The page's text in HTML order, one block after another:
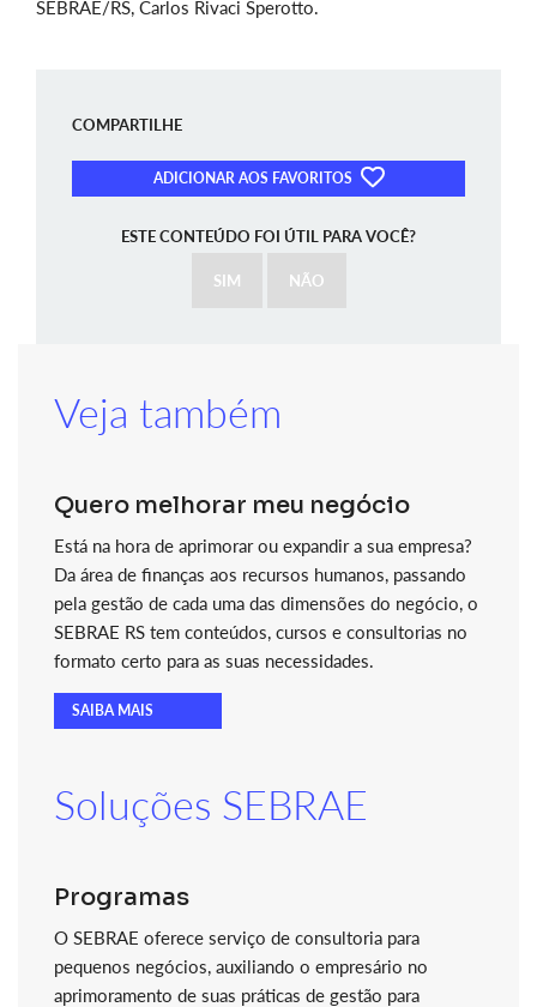
SEBRAE/RS, Carlos Rivaci Sperotto.
COMPARTILHE
ADICIONAR AOS FAVORITOS
ESTE CONTEÚDO FOI ÚTIL PARA VOCÊ?
SIM NÃO
Veja também
Quero melhorar meu negócio
Está na hora de aprimorar ou expandir a sua empresa?
Da área de finanças aos recursos humanos, passando
pela gestão de cada uma das dimensões do negócio, o
SEBRAE RS tem conteúdos, cursos e consultorias no
formato certo para as suas necessidades.
SAIBA MAIS
Soluções SEBRAE
Programas
O SEBRAE oferece serviço de consultoria para
pequenos negócios, auxiliando o empresário no
aprimoramento de suas práticas de gestão para